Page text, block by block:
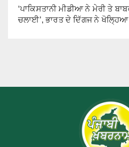
‘ਪਾਕਿਸਤਾਨੀ ਮੀਡੀਆ ਨੇ ਮੇਰੀ ਤੇ
ਚਲਾਈ’, ਭਾਰਤ ਦੇ ਦਿੱਗਜ ਨੇ ਖੋਲ੍ਹਿਆ